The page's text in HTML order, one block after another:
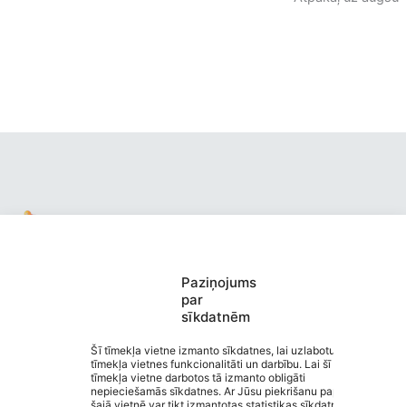
Paziņojums
par
sīkdatnēm
Šī tīmekļa vietne izmanto sīkdatnes, lai uzlabotu
tīmekļa vietnes funkcionalitāti un darbību. Lai šī
tīmekļa vietne darbotos tā izmanto obligāti
nepieciešamās sīkdatnes. Ar Jūsu piekrišanu papildus
Valmieras pirmsskolas izglītības
iestāde “Buratino”